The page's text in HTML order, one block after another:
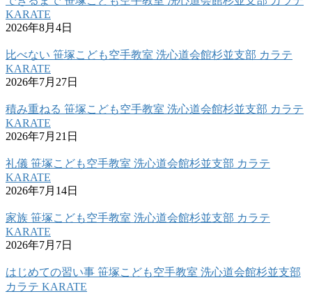
KARATE
2026年8月4日
比べない 笹塚こども空手教室 洗心道会館杉並支部 カラテ
KARATE
2026年7月27日
積み重ねる 笹塚こども空手教室 洗心道会館杉並支部 カラテ
KARATE
2026年7月21日
礼儀 笹塚こども空手教室 洗心道会館杉並支部 カラテ
KARATE
2026年7月14日
家族 笹塚こども空手教室 洗心道会館杉並支部 カラテ
KARATE
2026年7月7日
はじめての習い事 笹塚こども空手教室 洗心道会館杉並支部
カラテ KARATE